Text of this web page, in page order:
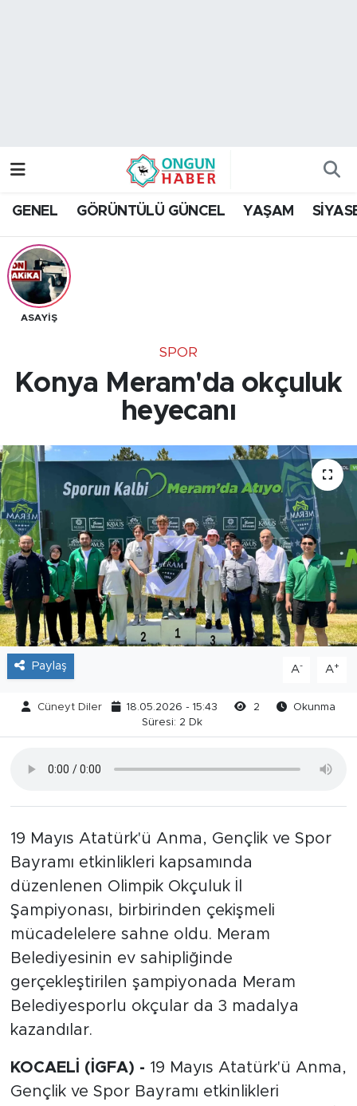
GENEL GÖRÜNTÜLÜ GÜNCEL YAŞAM
ASAYİŞ
SPOR
Konya Meram'da okçuluk
heyecanı
Paylaş A- A+
Cüneyt Diler 18.05.2026 - 15:43 2
Okunma
Süresi: 2 Dk
19 Mayıs Atatürk'ü Anma, Gençlik ve Spor
Bayramı etkinlikleri kapsamında
düzenlenen Olimpik Okçuluk İl
Şampiyonası, birbirinden çekişmeli
mücadelelere sahne oldu. Meram
Belediyesinin ev sahipliğinde
gerçekleştirilen şampiyonada Meram
Belediyesporlu okçular da 3 madalya
kazandılar.
KOCAELİ (İGFA) - 19 Mayıs Atatürk'ü Anma,
Gençlik ve Spor Bayramı etkinlikleri
Trafik Durumu
Tüm Manşetler
Son Dakika Haberleri